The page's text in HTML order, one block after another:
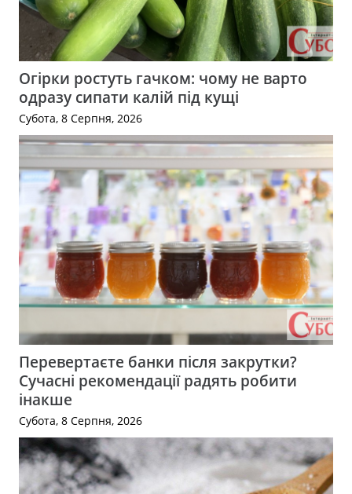
Огірки ростуть гачком: чому не варто
одразу сипати калій під кущі
Субота, 8 Серпня, 2026
Перевертаєте банки після закрутки?
Сучасні рекомендації радять робити
інакше
Субота, 8 Серпня, 2026